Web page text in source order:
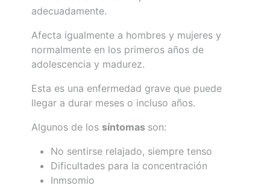
adecuadamente.
Afecta igualmente a hombres y mujeres y
normalmente en los primeros años de
adolescencia y madurez.
Esta es una enfermedad grave que puede
llegar a durar meses o incluso años.
Algunos de los síntomas son:
No sentirse relajado, siempre tenso
Dificultades para la concentración
Inmsomio